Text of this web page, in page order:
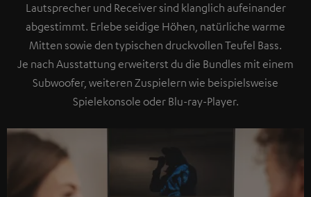
Lautsprecher und Receiver sind klanglich aufeinander
abgestimmt. Erlebe seidige Höhen, natürliche warme
Mitten sowie den typischen druckvollen Teufel Bass.
Je nach Ausstattung erweiterst du die Bundles mit einem
Subwoofer, weiteren Zuspielern wie beispielsweise
Spielekonsole oder Blu-ray-Player.